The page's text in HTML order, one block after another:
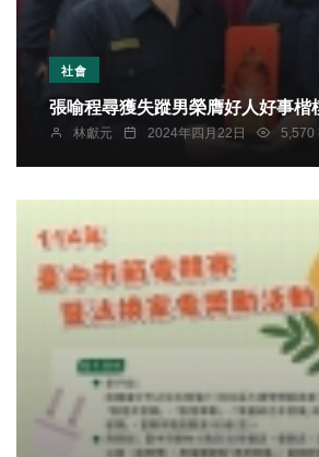
社會
張喻程尋獲失蹤男榮膺好人好事楷
林獻元 2024年四月22日 5,570